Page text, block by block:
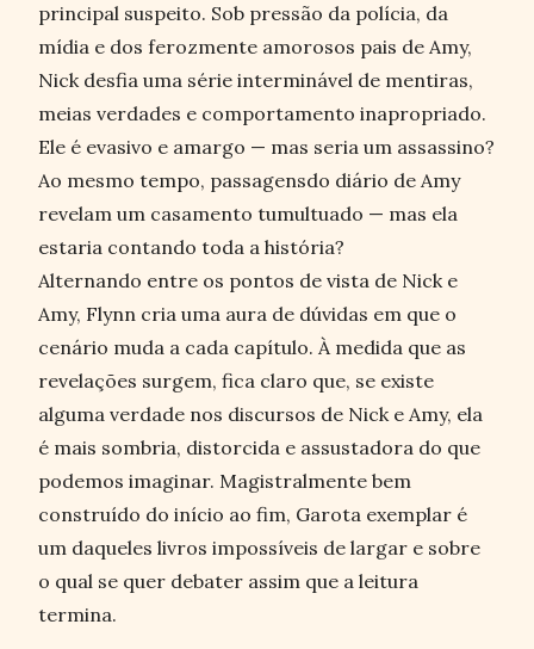
principal suspeito. Sob pressão da polícia, da
mídia e dos ferozmente amorosos pais de Amy,
Nick desfia uma série interminável de mentiras,
meias verdades e comportamento inapropriado.
Ele é evasivo e amargo — mas seria um assassino?
Ao mesmo tempo, passagensdo diário de Amy
revelam um casamento tumultuado — mas ela
estaria contando toda a história?
Alternando entre os pontos de vista de Nick e
Amy, Flynn cria uma aura de dúvidas em que o
cenário muda a cada capítulo. À medida que as
revelações surgem, fica claro que, se existe
alguma verdade nos discursos de Nick e Amy, ela
é mais sombria, distorcida e assustadora do que
podemos imaginar. Magistralmente bem
construído do início ao fim, Garota exemplar é
um daqueles livros impossíveis de largar e sobre
o qual se quer debater assim que a leitura
termina.